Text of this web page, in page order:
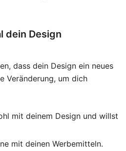
dein Design
dass dein Design ein neues
Veränderung, um dich
mit deinem Design und willst
mit deinen Werbemitteln.